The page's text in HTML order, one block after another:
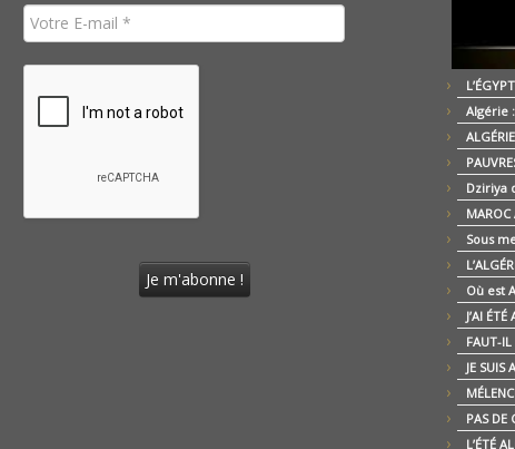
Algérie
Dziriya
MAROC
Sous
Où est
J’AI ÉTÉ
FAUT-IL
JE SUIS
PAS DE
L’ÉTÉ